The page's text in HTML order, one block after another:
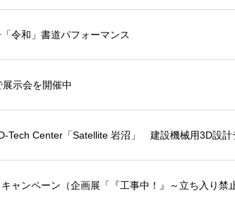
令和」書道パフォーマンス
示会を開催中
Center「Satellite 岩沼」 建設機械用3D設計
ャンペーン（企画展「『工事中！』～立ち入り禁